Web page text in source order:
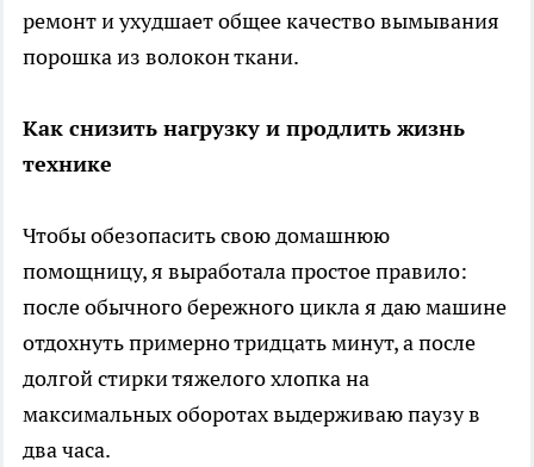
ремонт и ухудшает общее качество вымывания
порошка из волокон ткани.
Как снизить нагрузку и продлить жизнь
технике
Чтобы обезопасить свою домашнюю
помощницу, я выработала простое правило:
после обычного бережного цикла я даю машине
отдохнуть примерно тридцать минут, а после
долгой стирки тяжелого хлопка на
максимальных оборотах выдерживаю паузу в
два часа.